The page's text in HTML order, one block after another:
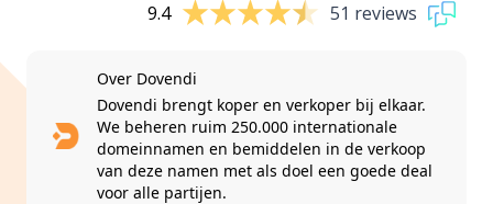
9.4 51 reviews
Over Dovendi
Dovendi brengt koper en verkoper bij elkaar.
We beheren ruim 250.000 internationale
domeinnamen en bemiddelen in de verkoop
van deze namen met als doel een goede deal
voor alle partijen.